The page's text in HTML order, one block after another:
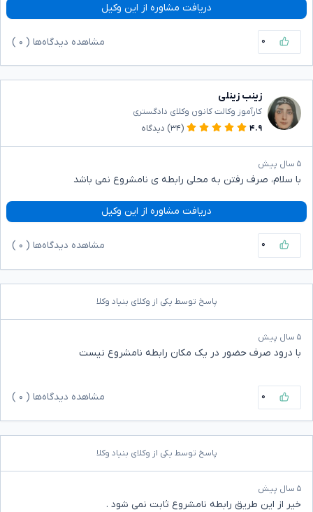
دریافت مشاوره از این وکیل
۰ مشاهده دیدگاه‌ها ( ۰
زینب زینلی
کارآموز وکالت کانون وکلای دادگستری
۴.۹
(۳۴) دیدگاه
۵ سال پیش
با سلام، صرف رفتن به محلی رابطه ی نامشروع نمی باشد
دریافت مشاوره از این وکیل
۰ مشاهده دیدگاه‌ها ( ۰
پاسخ توسط یکی از وکلای بنیاد وکلا
۵ سال پیش
با درود صرف حضور در یک مکان رابطه نامشروع نیست
۰ مشاهده دیدگاه‌ها ( ۰
پاسخ توسط یکی از وکلای بنیاد وکلا
۵ سال پیش
خیر از این طریق رابطه نامشروع ثابت نمی شود .